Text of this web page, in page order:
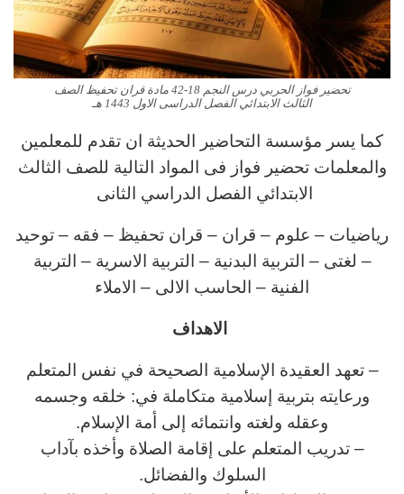
تحضير فواز الحربي درس النجم 18-42 مادة قران تحفيظ الصف
الثالث الابتدائي الفصل الدراسى الاول 1443 هـ
كما يسر مؤسسة التحاضير الحديثة ان تقدم للمعلمين
والمعلمات تحضير فواز فى المواد التالية للصف الثالث
الابتدائي الفصل الدراسي الثانى
رياضيات – علوم – قران – قران تحفيظ – فقه – توحيد
– لغتى – التربية البدنية – التربية الاسرية – التربية
الفنية – الحاسب الالى – الاملاء
الاهداف
– تعهد العقيدة الإسلامية الصحيحة في نفس المتعلم
ورعايته بتربية إسلامية متكاملة في: خلقه وجسمه
وعقله ولغته وانتمائه إلى أمة الإسلام.
– تدريب المتعلم على إقامة الصلاة وأخذه بآداب
السلوك والفضائل.